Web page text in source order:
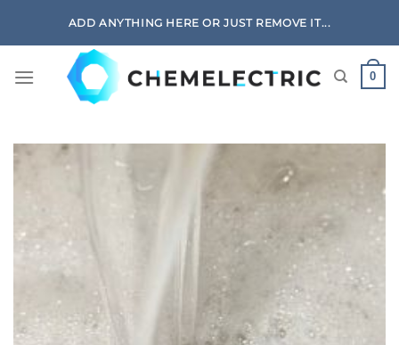
ADD ANYTHING HERE OR JUST REMOVE IT...
0